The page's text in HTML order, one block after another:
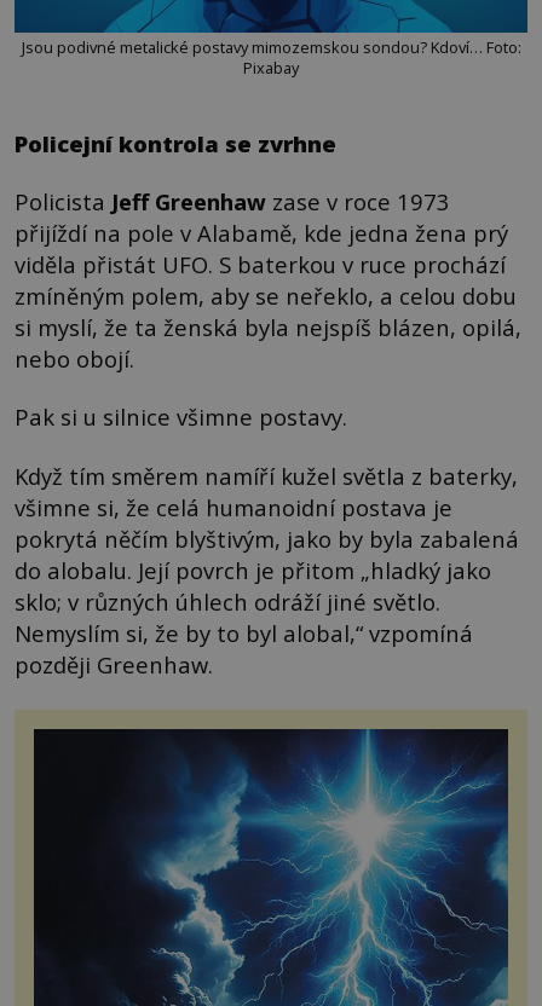
Jsou podivné metalické postavy mimozemskou sondou? Kdoví… Foto:
Pixabay
Policejní kontrola se zvrhne
Policista Jeff Greenhaw zase v roce 1973
přijíždí na pole v Alabamě, kde jedna žena prý
viděla přistát UFO. S baterkou v ruce prochází
zmíněným polem, aby se neřeklo, a celou dobu
si myslí, že ta ženská byla nejspíš blázen, opilá,
nebo obojí.
Pak si u silnice všimne postavy.
Když tím směrem namíří kužel světla z baterky,
všimne si, že celá humanoidní postava je
pokrytá něčím blyštivým, jako by byla zabalená
do alobalu. Její povrch je přitom „hladký jako
sklo; v různých úhlech odráží jiné světlo.
Nemyslím si, že by to byl alobal,“ vzpomíná
později Greenhaw.